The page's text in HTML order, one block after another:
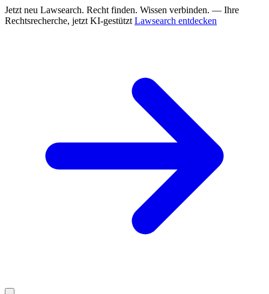
Jetzt neu Lawsearch. Recht finden. Wissen verbinden. — Ihre
Rechtsrecherche, jetzt KI-gestützt Lawsearch entdecken